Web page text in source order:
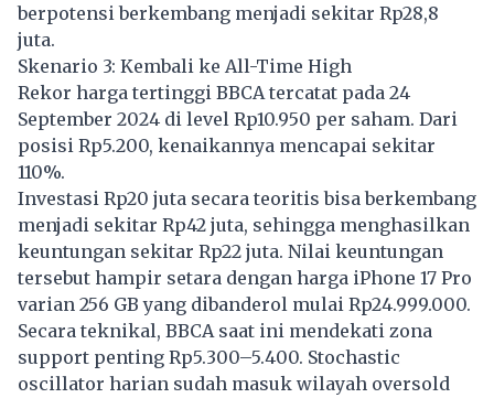
berpotensi berkembang menjadi sekitar Rp28,8
juta.
Skenario 3: Kembali ke All-Time High
Rekor harga tertinggi BBCA tercatat pada 24
September 2024 di level Rp10.950 per saham. Dari
posisi Rp5.200, kenaikannya mencapai sekitar
110%.
Investasi Rp20 juta secara teoritis bisa berkembang
menjadi sekitar Rp42 juta, sehingga menghasilkan
keuntungan sekitar Rp22 juta. Nilai keuntungan
tersebut hampir setara dengan harga iPhone 17 Pro
varian 256 GB yang dibanderol mulai Rp24.999.000.
Secara teknikal, BBCA saat ini mendekati zona
support penting Rp5.300–5.400. Stochastic
oscillator harian sudah masuk wilayah oversold